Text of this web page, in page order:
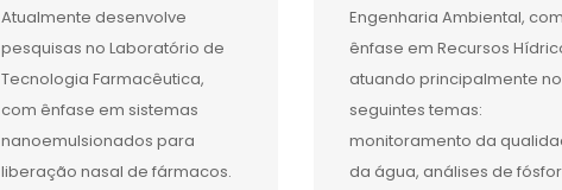
Atualmente desenvolve
pesquisas no Laboratório de
Tecnologia Farmacêutica,
com ênfase em sistemas
nanoemulsionados para
liberação nasal de fármacos.
Engenharia Ambiental,
ênfase em Recursos
atuando principalmente
seguintes temas:
monitoramento da
da água, análises de